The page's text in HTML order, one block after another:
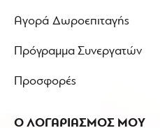
Αγορά Δωροεπιταγής
Πρόγραμμα Συνεργατών
Προσφορές
Ο ΛΟΓΑΡΙΑΣΜΟΣ ΜΟΥ